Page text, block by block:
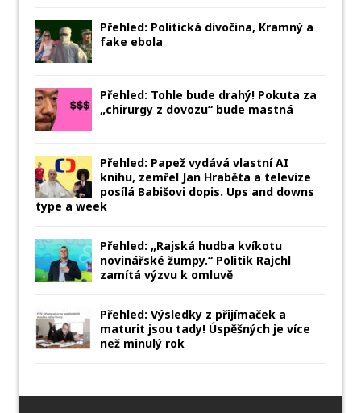
Přehled: Politická divočina, Kramný a
fake ebola
Přehled: Tohle bude drahý! Pokuta za
„chirurgy z dovozu“ bude mastná
Přehled: Papež vydává vlastní AI
knihu, zemřel Jan Hraběta a televize
posílá Babišovi dopis. Ups and downs
type a week
Přehled: „Rajská hudba kvíkotu
novinářské žumpy.“ Politik Rajchl
zamítá výzvu k omluvě
Přehled: Výsledky z přijímaček a
maturit jsou tady! Úspěšných je více
než minulý rok